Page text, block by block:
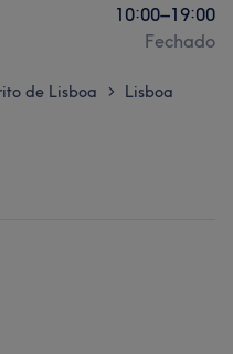
10:00–19:00
Fechado
de Lisboa > Lisboa